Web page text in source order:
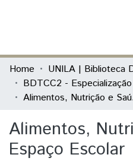
Communities & Collections
All of DSpace
Home
BDTCC2 - Especialização
Alimentos,
Espaço Escolar